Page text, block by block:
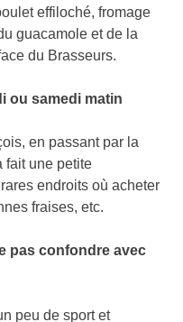
effiloché, fromage
guacamole et de la
du Brasseurs.
ou samedi matin
en passant par la
fait une petite
endroits où acheter
fraises, etc.
pas confondre avec
peu de sport et